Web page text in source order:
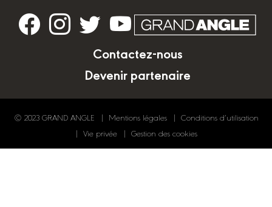
Contactez-nous
Devenir partenaire
© 2023 GRAND ANGLE Mentions légales
Conditions d’utilisation
Vie privée
Gestion des cookies